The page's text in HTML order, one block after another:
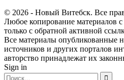
© 2026 - Новый Витебск. Все
Любое копирование материалов с
только с обратной активной
Все материалы опубликованные
источников и других порталов
авторство принадлежат их
Sign in